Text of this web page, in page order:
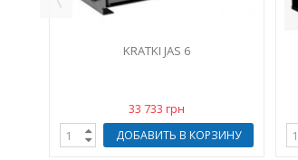
KRATKI JAS 6
33 733 грн
ДОБАВИТЬ В КОРЗИНУ